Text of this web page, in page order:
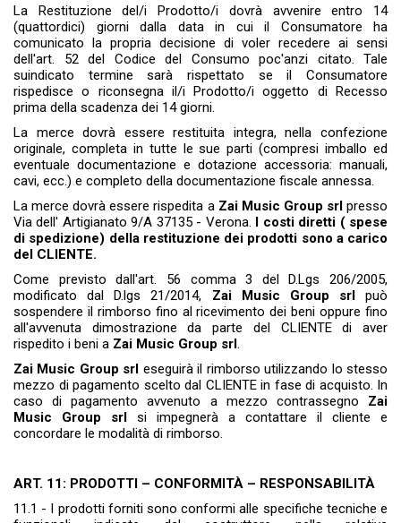
La Restituzione del/i Prodotto/i dovrà avvenire entro 14
(quattordici) giorni dalla data in cui il Consumatore ha
comunicato la propria decisione di voler recedere ai sensi
dell'art. 52 del Codice del Consumo poc'anzi citato. Tale
suindicato termine sarà rispettato se il Consumatore
rispedisce o riconsegna il/i Prodotto/i oggetto di Recesso
prima della scadenza dei 14 giorni.
La merce dovrà essere restituita integra, nella confezione
originale, completa in tutte le sue parti (compresi imballo ed
eventuale documentazione e dotazione accessoria: manuali,
cavi, ecc.) e completo della documentazione fiscale annessa.
La merce dovrà essere rispedita a Zai Music Group srlpresso
Via dell' Artigianato 9/A 37135 - Verona. I costi diretti ( spese
di spedizione) della restituzione dei prodotti sono a carico
del CLIENTE.
Come previsto dall'art. 56 comma 3 del D.Lgs 206/2005,
modificato dal D.lgs 21/2014, Zai Music Group srlpuò
sospendere il rimborso fino al ricevimento dei beni oppure fino
all'avvenuta dimostrazione da parte del CLIENTE di aver
rispedito i beni a Zai Music Group srl.
Zai Music Group srl eseguirà il rimborso utilizzando lo stesso
mezzo di pagamento scelto dal CLIENTE in fase di acquisto. In
caso di pagamento avvenuto a mezzo contrassegno Zai
Music Group srl si impegnerà a contattare il cliente e
concordare le modalità di rimborso.
ART. 11: PRODOTTI – CONFORMITÀ – RESPONSABILITÀ
11.1 - I prodotti forniti sono conformi alle specifiche tecniche e